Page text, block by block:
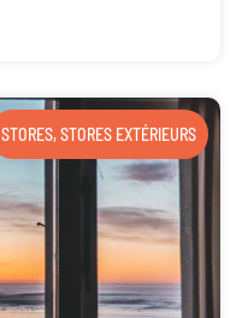
STORES,STORES EXTÉRIEURS